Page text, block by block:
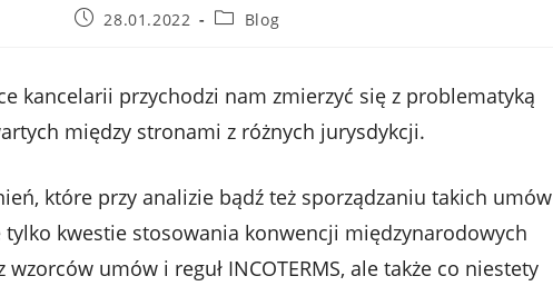
Post28.01.2022
PostBlog
kancelarii przychodzi nam zmierzyć się z problematyką
między stronami z różnych jurysdykcji.
które przy analizie bądź też sporządzaniu takich umów
tylko kwestie stosowania konwencji międzynarodowych
wzorców umów i reguł INCOTERMS, ale także co niestety